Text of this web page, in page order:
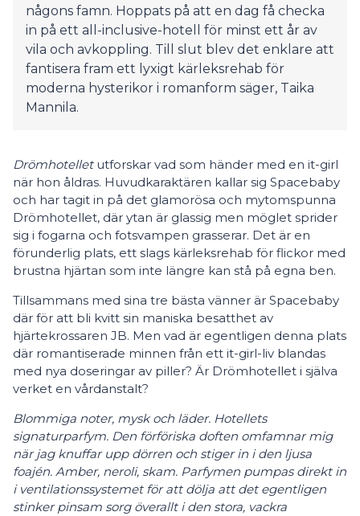
någons famn. Hoppats på att en dag få checka
in på ett all-inclusive-hotell för minst ett år av
vila och avkoppling. Till slut blev det enklare att
fantisera fram ett lyxigt kärleksrehab för
moderna hysterikor i romanform säger, Taika
Mannila.
Drömhotelletutforskar vad som händer med en it-girl
när hon åldras. Huvudkaraktären kallar sig Spacebaby
och har tagit in på det glamorösa och mytomspunna
Drömhotellet, där ytan är glassig men möglet sprider
sig i fogarna och fotsvampen grasserar. Det är en
förunderlig plats, ett slags kärleksrehab för flickor med
brustna hjärtan som inte längre kan stå på egna ben.
Tillsammans med sina tre bästa vänner är Spacebaby
där för att bli kvitt sin maniska besatthet av
hjärtekrossaren JB. Men vad är egentligen denna plats
där romantiserade minnen från ett it-girl-liv blandas
med nya doseringar av piller? Är Drömhotellet i själva
verket en vårdanstalt?
Blommiga noter, mysk och läder. Hotellets
signaturparfym. Den förföriska doften omfamnar mig
när jag knuffar upp dörren och stiger in i den ljusa
foajén. Amber, neroli, skam. Parfymen pumpas direkt in
i ventilationssystemet för att dölja att det egentligen
stinker pinsam sorg överallt i den stora, vackra